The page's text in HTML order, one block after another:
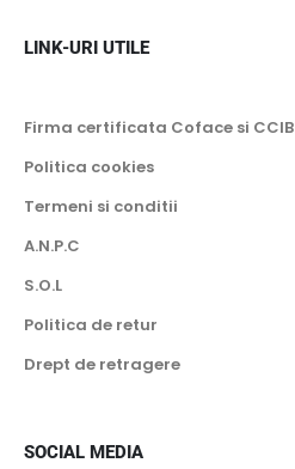
LINK-URI UTILE
Firma certificata Coface si CCIB
Politica cookies
Termeni si conditii
A.N.P.C
S.O.L
Politica de retur
Drept de retragere
SOCIAL MEDIA